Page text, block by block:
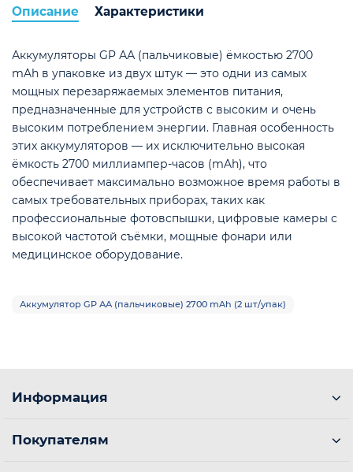
Описание Характеристики
Аккумуляторы GP АА (пальчиковые) ёмкостью 2700
mAh в упаковке из двух штук — это одни из самых
мощных перезаряжаемых элементов питания,
предназначенные для устройств с высоким и очень
высоким потреблением энергии. Главная особенность
этих аккумуляторов — их исключительно высокая
ёмкость 2700 миллиампер-часов (mAh), что
обеспечивает максимально возможное время работы в
самых требовательных приборах, таких как
профессиональные фотовспышки, цифровые камеры с
высокой частотой съёмки, мощные фонари или
медицинское оборудование.
Аккумулятор GP АА (пальчиковые) 2700 mAh (2 шт/упак)
Информация
Покупателям